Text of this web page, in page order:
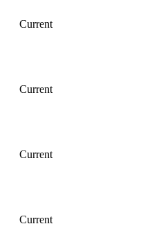
Current
Current
Current
Current